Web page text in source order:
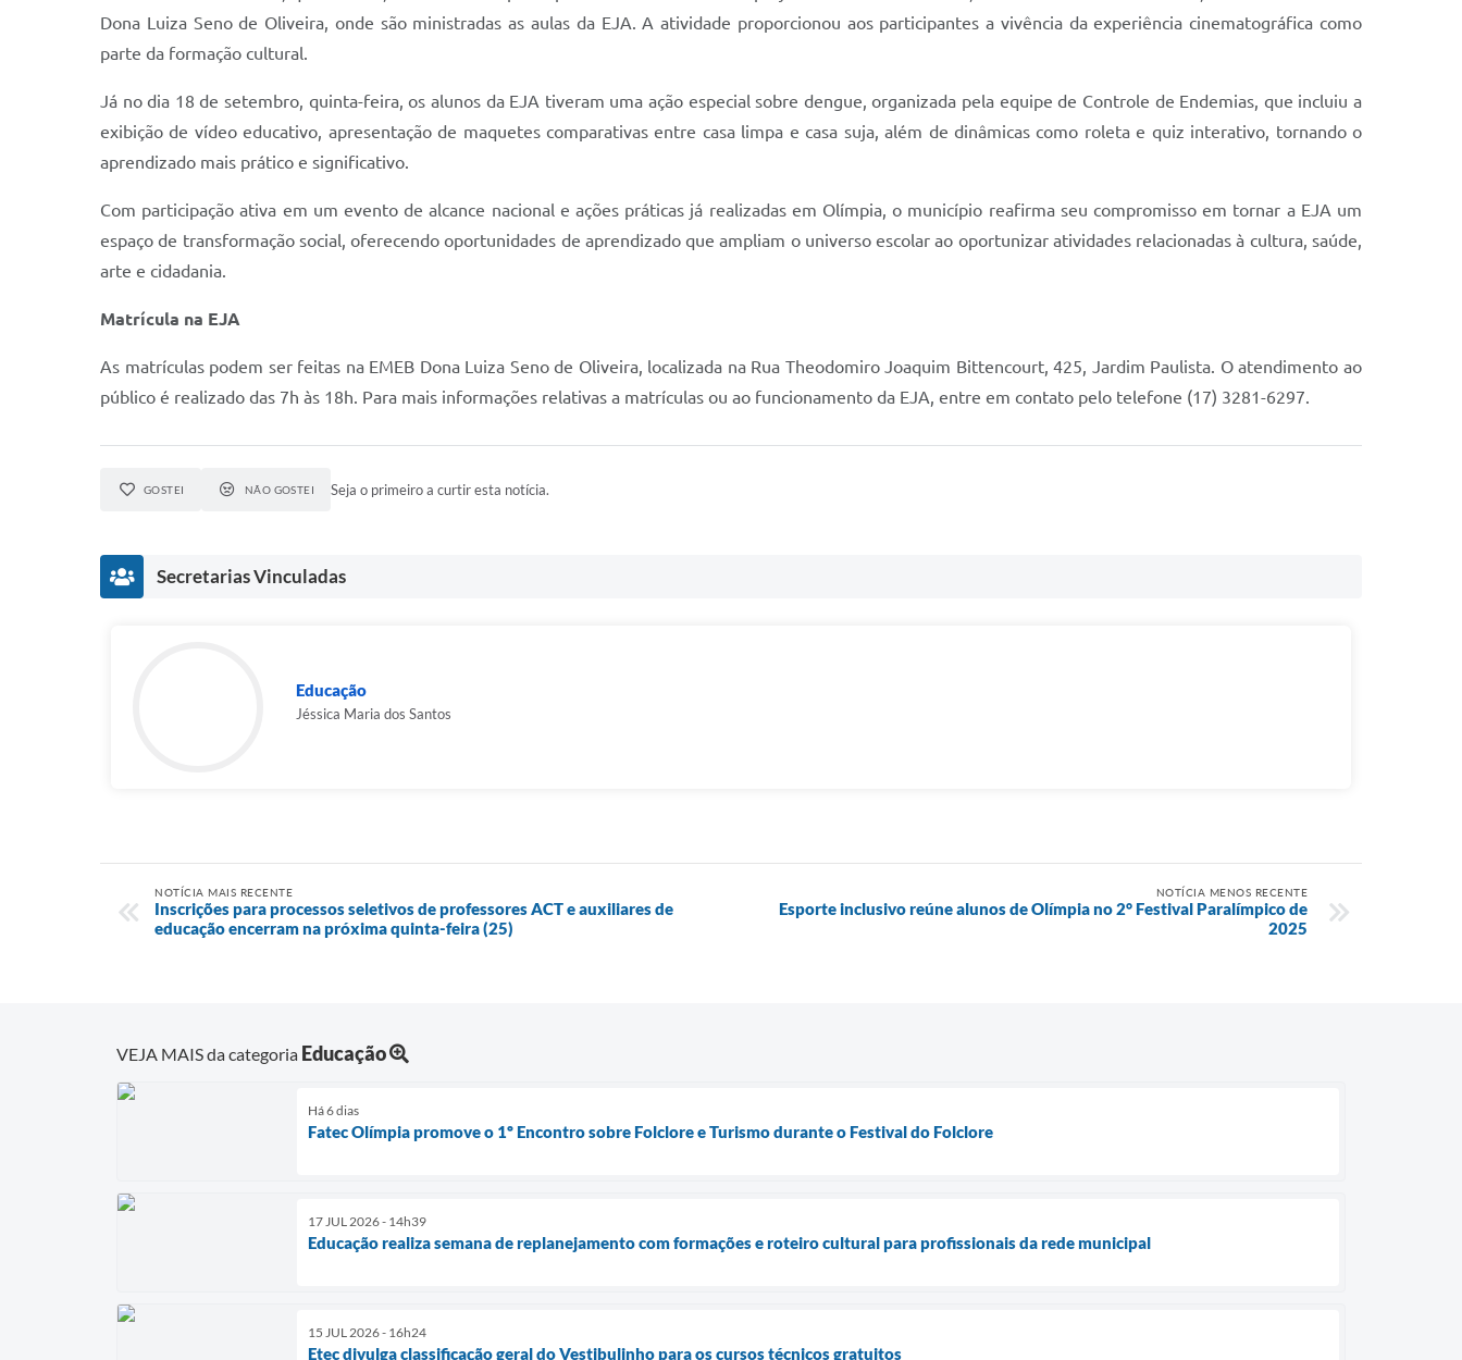
Dona Luiza Seno de Oliveira, onde são ministradas as aulas da EJA. A atividade proporcionou aos participantes a vivência da experiência cinematográfica como
parte da formação cultural.
Já no dia 18 de setembro, quinta-feira, os alunos da EJA tiveram uma ação especial sobre dengue, organizada pela equipe de Controle de Endemias, que incluiu a
exibição de vídeo educativo, apresentação de maquetes comparativas entre casa limpa e casa suja, além de dinâmicas como roleta e quiz interativo, tornando o
aprendizado mais prático e significativo.
Com participação ativa em um evento de alcance nacional e ações práticas já realizadas em Olímpia, o município reafirma seu compromisso em tornar a EJA um
espaço de transformação social, oferecendo oportunidades de aprendizado que ampliam o universo escolar ao oportunizar atividades relacionadas à cultura, saúde,
arte e cidadania.
Matrícula na EJA
As matrículas podem ser feitas na EMEB Dona Luiza Seno de Oliveira, localizada na Rua Theodomiro Joaquim Bittencourt, 425, Jardim Paulista. O atendimento ao
público é realizado das 7h às 18h. Para mais informações relativas a matrículas ou ao funcionamento da EJA, entre em contato pelo telefone (17) 3281-6297.
GOSTEI NÃO GOSTEI Seja o primeiro a curtir esta notícia.
Secretarias Vinculadas
Educação
Jéssica Maria dos Santos
NOTÍCIA MAIS RECENTE
Inscrições para processos seletivos de professores ACT e auxiliares de
educação encerram na próxima quinta-feira (25)
NOTÍCIA MENOS RECENTE
Esporte inclusivo reúne alunos de Olímpia no 2° Festival Paralímpico de
2025
VEJA MAIS da categoria Educação
Há 6 dias
Fatec Olímpia promove o 1º Encontro sobre Folclore e Turismo durante o Festival do Folclore
17 JUL 2026 - 14h39
Educação realiza semana de replanejamento com formações e roteiro cultural para profissionais da rede municipal
15 JUL 2026 - 16h24
Etec divulga classificação geral do Vestibulinho para os cursos técnicos gratuitos